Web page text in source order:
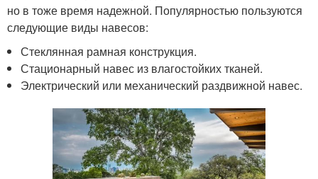
но в тоже время надежной. Популярностью пользуются
следующие виды навесов:
Стеклянная рамная конструкция.
Стационарный навес из влагостойких тканей.
Электрический или механический раздвижной навес.